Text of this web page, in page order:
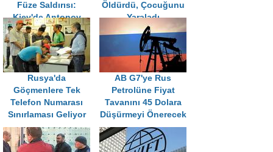
Füze Saldırısı:
Kiev'de Antonov
Tesisi Vuruldu
Öldürdü, Çocuğunu
Yaraladı
Rusya'da
Göçmenlere Tek
Telefon Numarası
Sınırlaması Geliyor
AB G7'ye Rus
Petrolüne Fiyat
Tavanını 45 Dolara
Düşürmeyi Önerecek